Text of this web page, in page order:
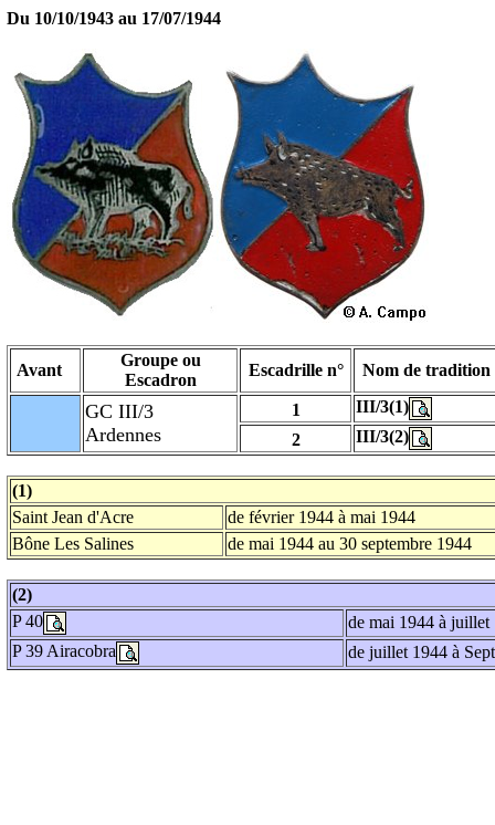
Du 10/10/1943 au 17/07/1944
Avant
Groupe ou
Escadron
Escadrille n° Nom de tradition
GC III/3
Ardennes
1
III/3(1)
2
III/3(2)
(1)
Saint Jean d'Acre
de février 1944 à mai 1944
Bône Les Salines
de mai 1944 au 30 septembre 1944
(2)
P 40
de mai 1944 à juillet
P 39 Airacobra
de juillet 1944 à